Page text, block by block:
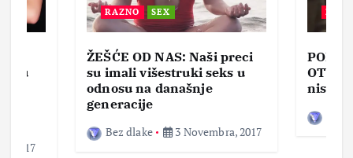
u
2017
RAZNO SEX
ŽEŠĆE OD NAS: Naši preci
su imali višestruki seks u
odnosu na današnje
generacije
Bez dlake 3 Novembra, 2017
nisam